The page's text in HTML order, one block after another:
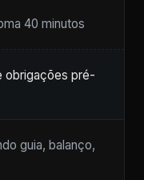
40 minutos
obrigações pré-
guia, balanço,